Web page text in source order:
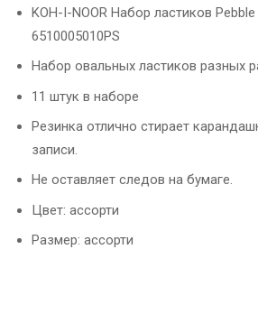
KOH-I-NOOR Набор ластиков
6510005010PS
Набор овальных ластиков разных
11 штук в наборе
Резинка отлично стирает
записи.
Не оставляет следов на бумаге.
Цвет: ассорти
Размер: ассорти